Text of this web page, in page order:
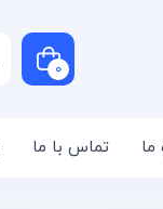
۰
است ما تماس با ما